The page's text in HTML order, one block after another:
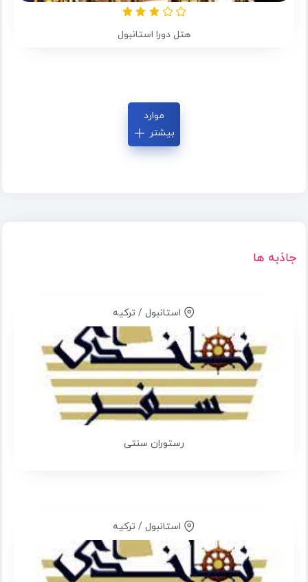
هتل دورا استانبول
موارد
بیشتر
جاذبه ها
استانبول / ترکیه
رستوران سنتی
استانبول / ترکیه